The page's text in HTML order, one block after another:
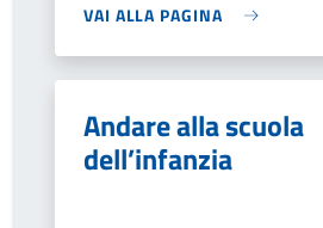
VAI ALLA PAGINA
Andare alla scuola
dell’infanzia